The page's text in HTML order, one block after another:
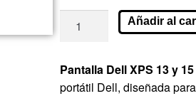
Añadir al
Pantalla Dell XPS 13 y 15
portátil Dell, diseñada